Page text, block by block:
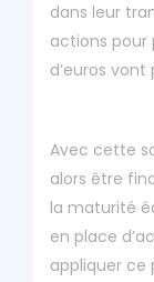
dans leur
actions pour
d’euros
Avec cette
alors être
la maturité
en place
appliquer ce